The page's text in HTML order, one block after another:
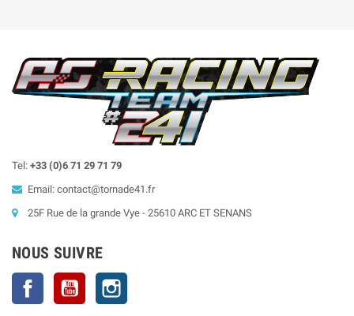
Tel: +33 (0)6 71 29 71 79
Email: contact@tornade41.fr
25F Rue de la grande Vye - 25610 ARC ET SENANS
NOUS SUIVRE
Facebook YouTube